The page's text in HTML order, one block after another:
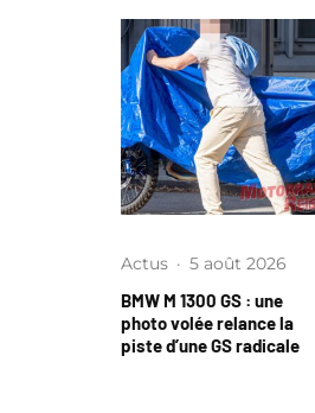
Actus · 5 août 2026
BMW M 1300 GS : une
photo volée relance la
piste d’une GS radicale